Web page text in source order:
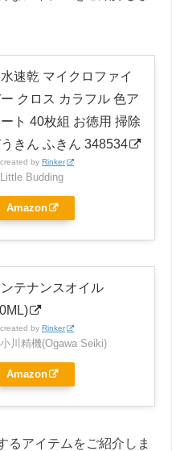
速乾 マイクロファイ
クロス カラフル 色ア
ト 40枚組 お徳用 掃除
きん ふきん 348534
created by Rinker
Little Budding
Amazon
ンテナンスオイル
created by Rinker
小川精機(Ogawa Seiki)
Amazon
るアイテムをご紹介しま